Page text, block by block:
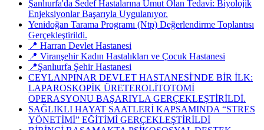
Şanlıurfa'da Sedef Hastalarına Umut Olan Tedavi: Biyolojik
Enjeksiyonlar Başarıyla Uygulanıyor.
Yenidoğan Tarama Programı (Ntp) Değerlendirme Toplantısı
Gerçekleştirildi.
📍 Harran Devlet Hastanesi
📍 Viranşehir Kadın Hastalıkları ve Çocuk Hastanesi
📍Şanlıurfa Şehir Hastanesi
CEYLANPINAR DEVLET HASTANESİ'NDE BİR İLK:
LAPAROSKOPİK ÜRETEROLİTOTOMİ
OPERASYONU BAŞARIYLA GERÇEKLEŞTİRİLDİ.
SAĞLIKLI HAYAT SAATLERİ KAPSAMINDA “STRES
YÖNETİMİ” EĞİTİMİ GERÇEKLEŞTİRİLDİ